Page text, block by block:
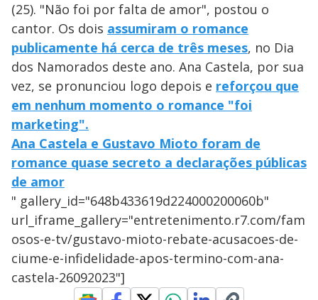
(25). "Não foi por falta de amor", postou o
cantor. Os dois assumiram o romance
publicamente há cerca de três meses, no Dia
dos Namorados deste ano. Ana Castela, por sua
vez, se pronunciou logo depois e reforçou que
em nenhum momento o romance "foi
marketing".
Ana Castela e Gustavo Mioto foram de
romance quase secreto a declarações públicas
de amor
" gallery_id="648b433619d224000200060b"
url_iframe_gallery="entretenimento.r7.com/fam
osos-e-tv/gustavo-mioto-rebate-acusacoes-de-
ciume-e-infidelidade-apos-termino-com-ana-
castela-26092023"]